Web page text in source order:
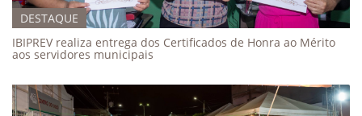
DESTAQUE
IBIPREV realiza entrega dos Certificados de Honra ao Mérito
aos servidores municipais